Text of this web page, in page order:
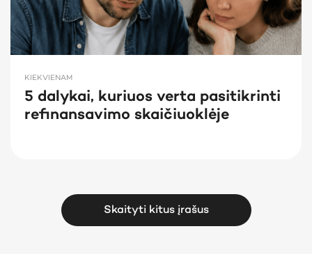
KIEKVIENAM
5 dalykai, kuriuos verta pasitikrinti
refinansavimo skaičiuoklėje
Skaityti kitus įrašus